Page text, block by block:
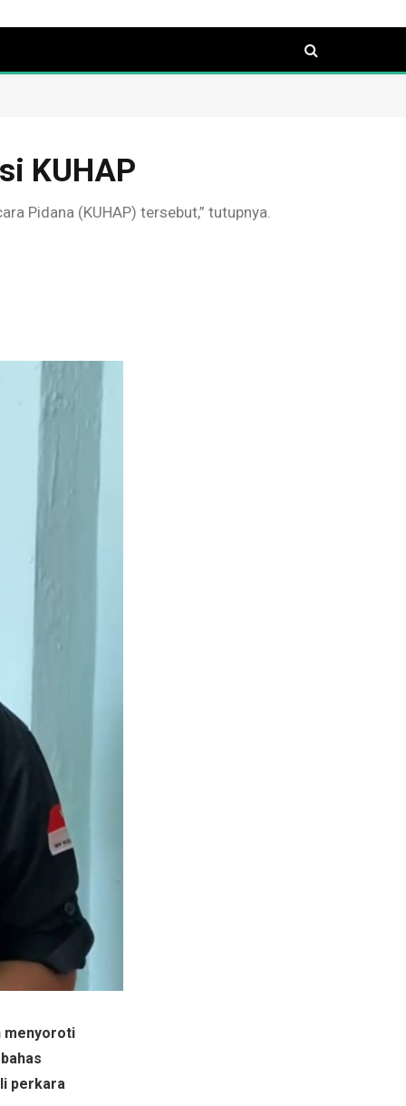
KUHAP
Pidana (KUHAP) tersebut,” tutupnya.
menyoroti
perkara